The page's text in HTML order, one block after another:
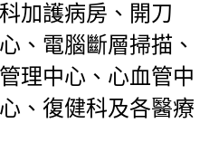
加護病房、開刀
、電腦斷層掃描、
理中心、心血管中
、復健科及各醫療